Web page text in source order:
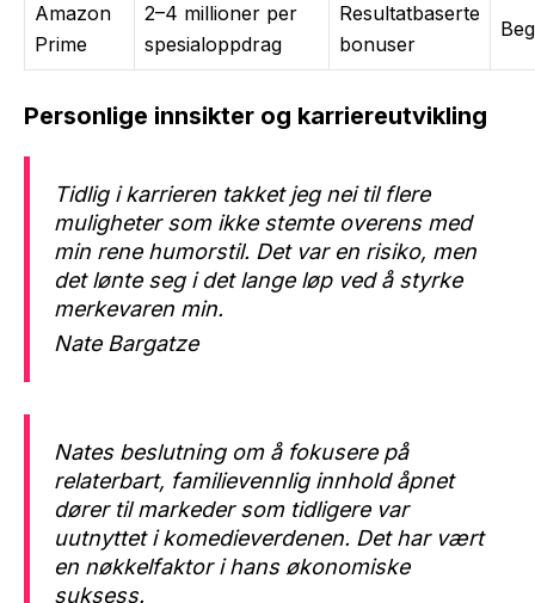
Amazon
Prime
2–4 millioner per
spesialoppdrag
Resultatbaserte
bonuser
Personlige innsikter og karriereutvikling
Tidlig i karrieren takket jeg nei til flere
muligheter som ikke stemte overens med
min rene humorstil. Det var en risiko, men
det lønte seg i det lange løp ved å styrke
merkevaren min.
Nate Bargatze
Nates beslutning om å fokusere på
relaterbart, familievennlig innhold åpnet
dører til markeder som tidligere var
uutnyttet i komedieverdenen. Det har vært
en nøkkelfaktor i hans økonomiske
suksess.